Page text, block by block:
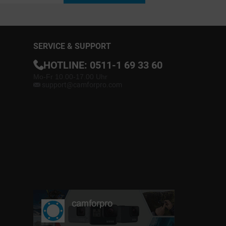
SERVICE & SUPPORT
HOTLINE: 0511-1 69 33 60